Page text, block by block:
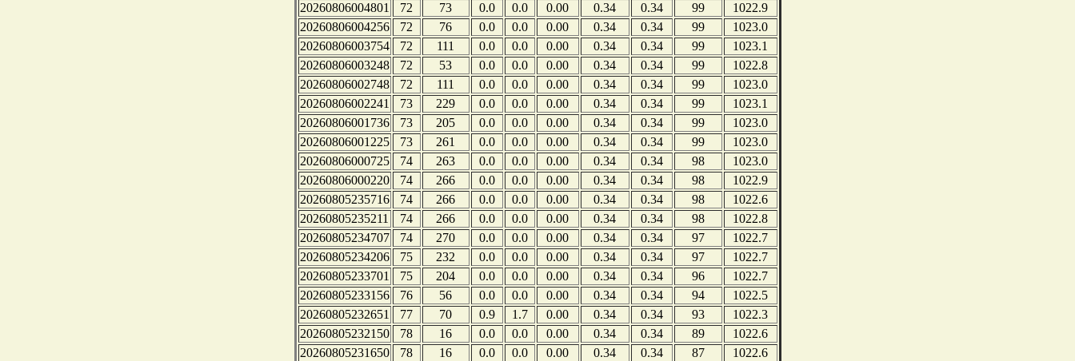
20260806004801
72 73 0.0 0.0 0.00 0.34 0.34 99
1022.9
20260806004256
72 76 0.0 0.0 0.00 0.34 0.34 99
1023.0
20260806003754
72 111 0.0 0.0 0.00 0.34 0.34 99
1023.1
20260806003248
72 53 0.0 0.0 0.00 0.34 0.34 99
1022.8
20260806002748
72 111 0.0 0.0 0.00 0.34 0.34 99
1023.0
20260806002241
73 229 0.0 0.0 0.00 0.34 0.34 99
1023.1
20260806001736
73 205 0.0 0.0 0.00 0.34 0.34 99
1023.0
20260806001225
73 261 0.0 0.0 0.00 0.34 0.34 99
1023.0
20260806000725
74 263 0.0 0.0 0.00 0.34 0.34 98
1023.0
20260806000220
74 266 0.0 0.0 0.00 0.34 0.34 98
1022.9
20260805235716
74 266 0.0 0.0 0.00 0.34 0.34 98
1022.6
20260805235211
74 266 0.0 0.0 0.00 0.34 0.34 98
1022.8
20260805234707
74 270 0.0 0.0 0.00 0.34 0.34 97
1022.7
20260805234206
75 232 0.0 0.0 0.00 0.34 0.34 97
1022.7
20260805233701
75 204 0.0 0.0 0.00 0.34 0.34 96
1022.7
20260805233156
76 56 0.0 0.0 0.00 0.34 0.34 94
1022.5
20260805232651
77 70 0.9 1.7 0.00 0.34 0.34 93
1022.3
20260805232150
78 16 0.0 0.0 0.00 0.34 0.34 89
1022.6
20260805231650
78 16 0.0 0.0 0.00 0.34 0.34 87 1022.6